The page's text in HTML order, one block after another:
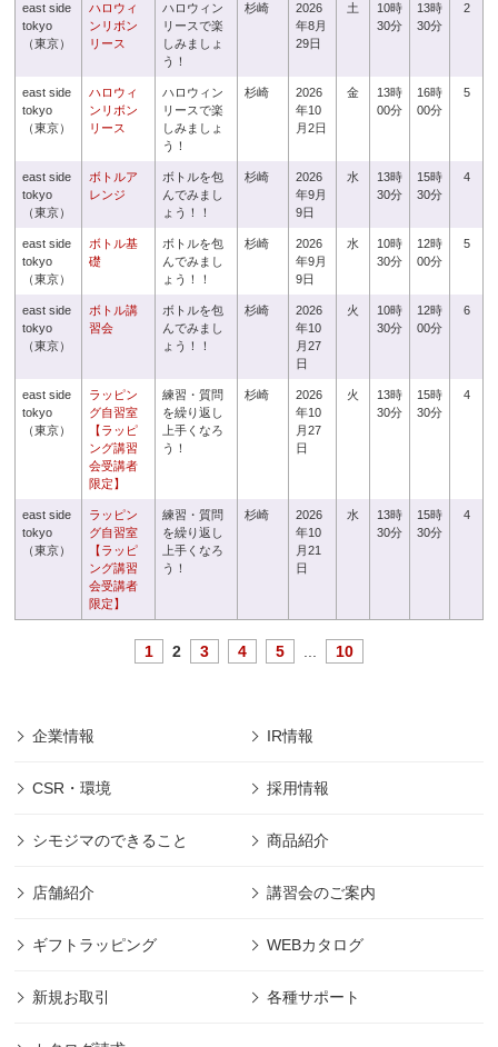
east side
tokyo
（東京）
ハロウィ
ンリボン
リース
ハロウィン
リースで楽
しみましょ
う！
杉崎
2026
年8月
29日
土
10時
30分
13時
30分
2
east side
tokyo
（東京）
ハロウィ
ンリボン
リース
ハロウィン
リースで楽
しみましょ
う！
杉崎
2026
年10
月2日
金
13時
00分
16時
00分
5
east side
tokyo
（東京）
ボトルア
レンジ
ボトルを包
んでみまし
ょう！！
杉崎
2026
年9月
9日
水
13時
30分
15時
30分
4
east side
tokyo
（東京）
ボトル基
礎
ボトルを包
んでみまし
ょう！！
杉崎
2026
年9月
9日
水
10時
30分
12時
00分
5
east side
tokyo
（東京）
ボトル講
習会
ボトルを包
んでみまし
ょう！！
杉崎
2026
年10
月27
日
火
10時
30分
12時
00分
6
east side
tokyo
（東京）
ラッピン
グ自習室
【ラッピ
ング講習
会受講者
限定】
練習・質問
を繰り返し
上手くなろ
う！
杉崎
2026
年10
月27
日
火
13時
30分
15時
30分
4
east side
tokyo
（東京）
ラッピン
グ自習室
【ラッピ
ング講習
会受講者
限定】
練習・質問
を繰り返し
上手くなろ
う！
杉崎
2026
年10
月21
日
水
13時
30分
15時
30分
4
1 2 3 4 5 10
企業情報 IR情報
CSR・環境 採用情報
シモジマのできること 商品紹介
店舗紹介 講習会のご案内
ギフトラッピング WEBカタログ
新規お取引 各種サポート